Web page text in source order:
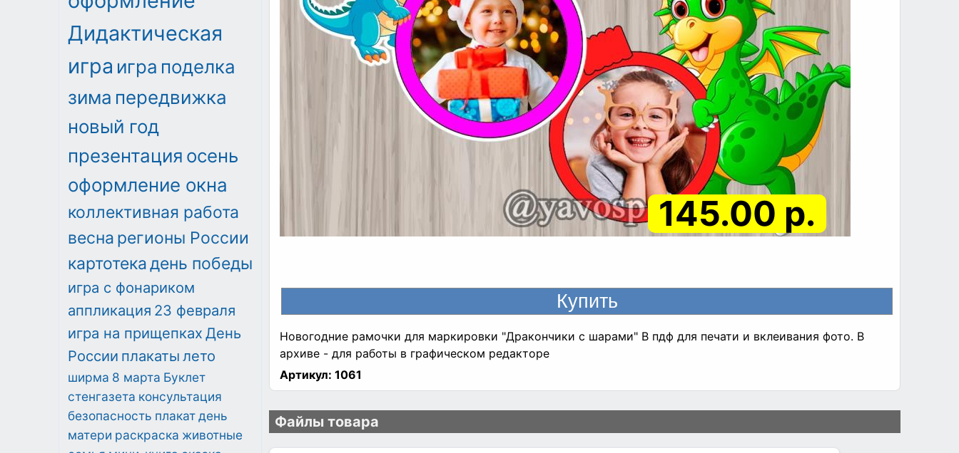
145.00 р.
Новогодние рамочки для маркировки "Дракончики с шарами" В пдф для печати и вклеивания фото. В
архиве - для работы в графическом редакторе
Артикул: 1061
Файлы товара
Дидактическая
игра игра поделка
зима передвижка
новый год
презентация осень
оформление окна
коллективная работа
весна регионы России
картотекадень победы
игра с фонариком
аппликация 23 февраля
игра на прищепках День
России плакаты лето
ширма 8 марта Буклет
стенгазета консультация
безопасность плакатдень
матери раскраска животные